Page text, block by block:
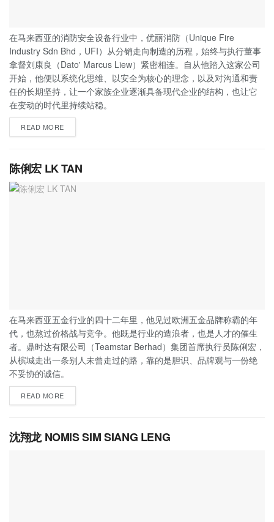
在马来西亚的消防安全设备行业中，优丽消防（Unique Fire
Industry Sdn Bhd，UFI）从分销走向制造的历程，始终与执行董事
拿督刘康良（Dato' Marcus Liew）紧密相连。自从他踏入这家公司
开始，他便以系统化思维、以安全为核心的理念，以及对沟通和责
任的长期坚持，让一个家族企业逐渐具备现代企业的结构，也让它
在变动的时代里持续站稳。
READ MORE
陈俐宏 LK TAN
在马来西亚五金行业的四十二年里，他见过欧洲五金品牌称霸的年
代，也熬过价格战与竞争。他既是行业的造浪者，也是人才的催生
者。鼎时达有限公司（Teamstar Berhad）集团首席执行员陈俐宏，
从槟城走出一条别人未曾走过的路，靠的是胆识、品牌观与一份绝
不妥协的诚信。
READ MORE
沈翔龙 NOMIS SIM SIANG LENG